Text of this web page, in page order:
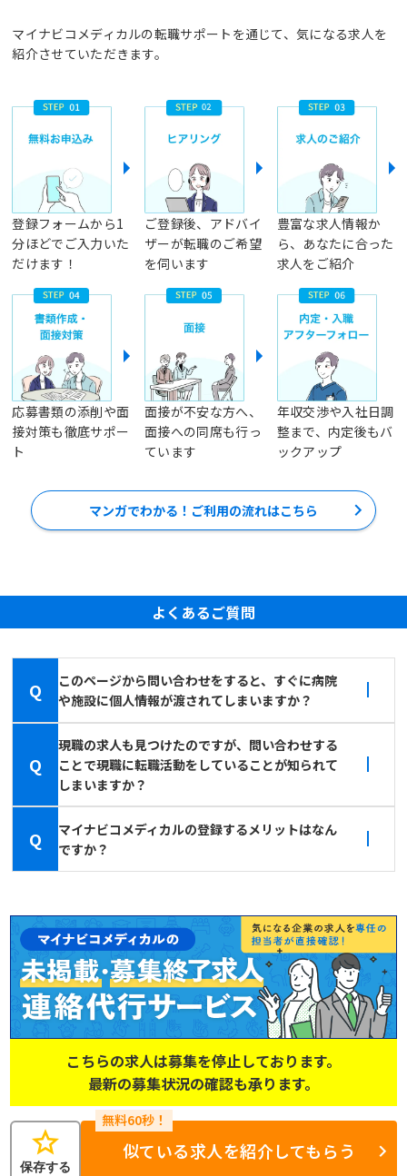
マイナビコメディカルの転職サポートを通じて、気になる求人を
紹介させていただきます。
登録フォームから1
分ほどでご入力いた
だけます！
ご登録後、アドバイ
ザーが転職のご希望
を伺います
豊富な求人情報か
ら、あなたに合った
求人をご紹介
応募書類の添削や面
接対策も徹底サポー
ト
面接が不安な方へ、
面接への同席も行っ
ています
年収交渉や入社日調
整まで、内定後もバ
ックアップ
マンガでわかる！ご利用の流れはこちら
よくあるご質問
Q
このページから問い合わせをすると、すぐに病院
や施設に個人情報が渡されてしまいますか？
Q
現職の求人も見つけたのですが、問い合わせする
ことで現職に転職活動をしていることが知られて
しまいますか？
Q
マイナビコメディカルの登録するメリットはなん
ですか？
こちらの求人は募集を停止しております。
最新の募集状況の確認も承ります。
star
保存する
似ている求人を紹介してもらう